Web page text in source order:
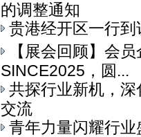
的调整通知
贵港经开区一行
【展会回顾】会
SINCE2025，圆...
共探行业新机，
交流
青年力量闪耀行